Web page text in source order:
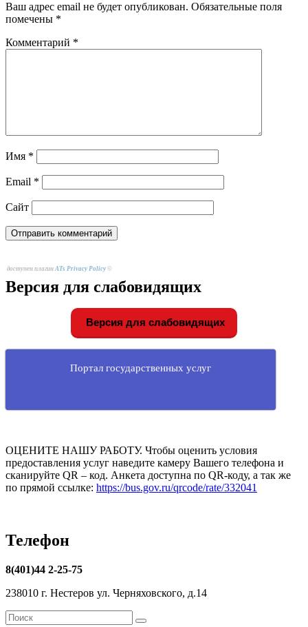
Ваш адрес email не будет опубликован. Обязательные поля
помечены *
Комментарий *
Имя *
Email *
Сайт
доступен плагин ATs Privacy Policy ©
Версия для слабовидящих
Версия для слабовидящих
Портал государственных услуг
ОЦЕНИТЕ НАШУ РАБОТУ. Чтобы оценить условия
предоставления услуг наведите камеру Вашего телефона и
сканируйте QR – код. Анкета доступна по QR-коду, а так же
по прямой ссылке: https://bus.gov.ru/qrcode/rate/332041
Телефон
8(401)44 2-25-75
238010 г. Нестеров ул. Черняховского, д.14
Найти: